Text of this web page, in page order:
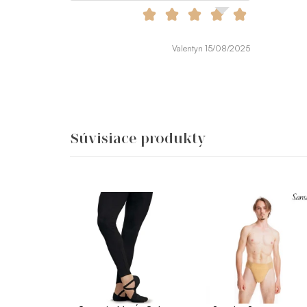
Valentyn 15/08/2025
Súvisiace produkty